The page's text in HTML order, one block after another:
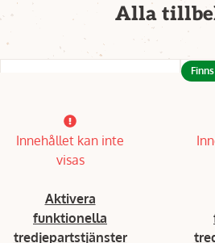
Alla
Innehållet kan inte
visas
Aktivera
funktionella
tredjepartstjänster